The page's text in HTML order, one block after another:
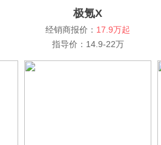
极氪X
经销商报价： 17.9万起
指导价：14.9-22万